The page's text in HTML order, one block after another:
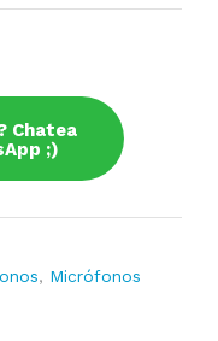
Chatea
;)
, Micrófonos